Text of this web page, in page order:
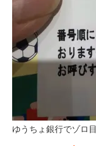
ゆうちょ銀行でゾロ目